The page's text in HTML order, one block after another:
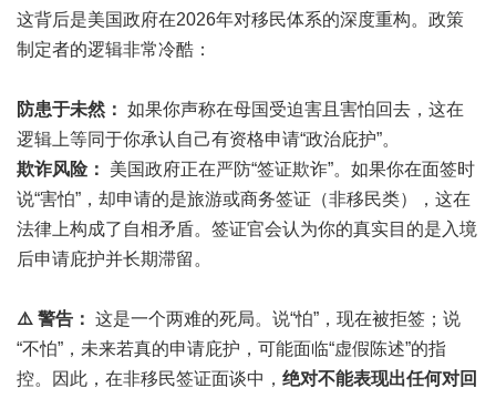
这背后是美国政府在2026年对移民体系的深度重构。政策
制定者的逻辑非常冷酷：
防患于未然： 如果你声称在母国受迫害且害怕回去，这在
逻辑上等同于你承认自己有资格申请“政治庇护”。
欺诈风险：
美国政府正在严防“签证欺诈”。如果你在面签时
说“害怕”，却申请的是旅游或商务签证（非移民类），这在
法律上构成了自相矛盾。签证官会认为你的真实目的是入境
后申请庇护并长期滞留。
⚠️ 警告： 这是一个两难的死局。说“怕”，现在被拒签；说
“不怕”，未来若真的申请庇护，可能面临“虚假陈述”的指
控。因此，在非移民签证面谈中， 绝对不能表现出任何对回